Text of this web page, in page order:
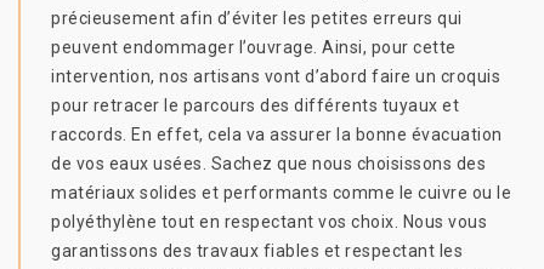
précieusement afin d’éviter les petites erreurs qui
peuvent endommager l’ouvrage. Ainsi, pour cette
intervention, nos artisans vont d’abord faire un croquis
pour retracer le parcours des différents tuyaux et
raccords. En effet, cela va assurer la bonne évacuation
de vos eaux usées. Sachez que nous choisissons des
matériaux solides et performants comme le cuivre ou le
polyéthylène tout en respectant vos choix. Nous vous
garantissons des travaux fiables et respectant les